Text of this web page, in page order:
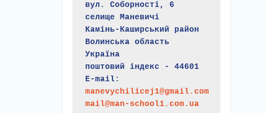
вул. Соборності, 6
селище Маневичі
Камінь-Каширський район
Волинська область
Україна
поштовий індекс - 44601
E-mail:
manevychilicej1@gmail.com
mail@man-school1.com.ua